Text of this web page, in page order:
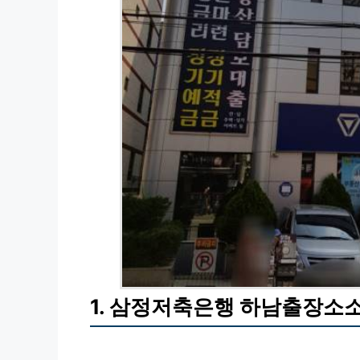
1. 삼정저축은행 하남출장소